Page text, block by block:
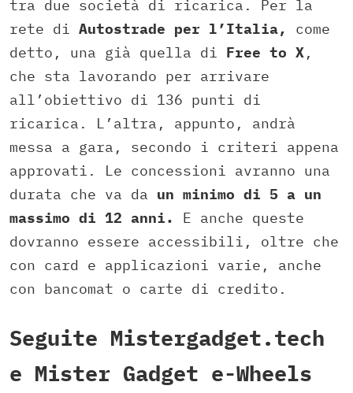
tra due società di ricarica. Per la
rete di Autostrade per l’Italia, come
detto, una già quella di Free to X,
che sta lavorando per arrivare
all’obiettivo di 136 punti di
ricarica. L’altra, appunto, andrà
messa a gara, secondo i criteri appena
approvati. Le concessioni avranno una
durata che va da un minimo di 5 a un
massimo di 12 anni. E anche queste
dovranno essere accessibili, oltre che
con card e applicazioni varie, anche
con bancomat o carte di credito.
Seguite Mistergadget.tech
e Mister Gadget e-Wheels